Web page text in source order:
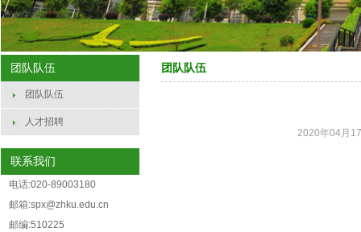
团队队伍
团队队伍
人才招聘
联系我们
电话:020-89003180
邮箱:spx@zhku.edu.cn
邮编:510225
团队队伍
2020年04月